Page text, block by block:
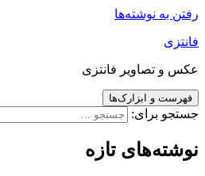
رفتن به نوشته‌ها
فانتزی
عکس و تصاویر فانتزی
فهرست و ابزارک‌ها
جستجو برای:
نوشته‌های تازه